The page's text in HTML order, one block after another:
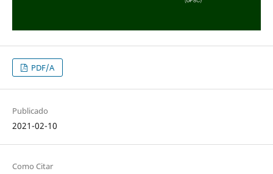
PDF/A
Publicado
2021-02-10
Como Citar